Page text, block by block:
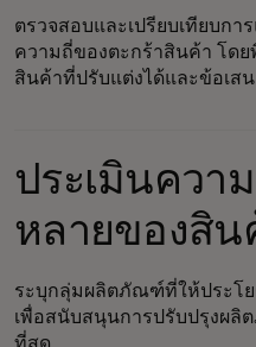
ตรวจสอบและเปรียบเทียบกา
ความถี่ของตะกร้าสินค้า โด
สินค้าที่ปรับแต่งได้และข้อเส
ประเมินควา
หลายของสิน
ระบุกลุ่มผลิตภัณฑ์ที่ให้ประโ
เพื่อสนับสนุนการปรับปรุงผลิ